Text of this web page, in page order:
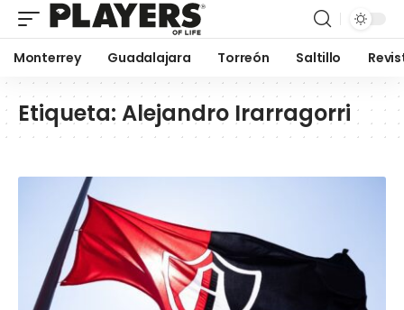
Monterrey Guadalajara Torreón Saltillo
Etiqueta: Alejandro Irarragorri